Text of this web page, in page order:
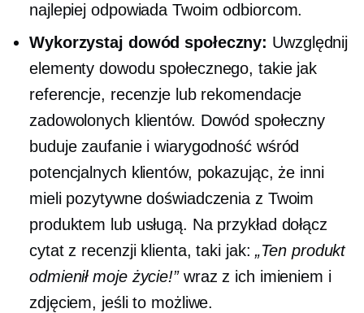
najlepiej odpowiada Twoim odbiorcom.
Wykorzystaj dowód społeczny: Uwzględnij
elementy dowodu społecznego, takie jak
referencje, recenzje lub rekomendacje
zadowolonych klientów. Dowód społeczny
buduje zaufanie i wiarygodność wśród
potencjalnych klientów, pokazując, że inni
mieli pozytywne doświadczenia z Twoim
produktem lub usługą. Na przykład dołącz
cytat z recenzji klienta, taki jak:„Ten produkt
odmienił moje życie!”wraz z ich imieniem i
zdjęciem, jeśli to możliwe.